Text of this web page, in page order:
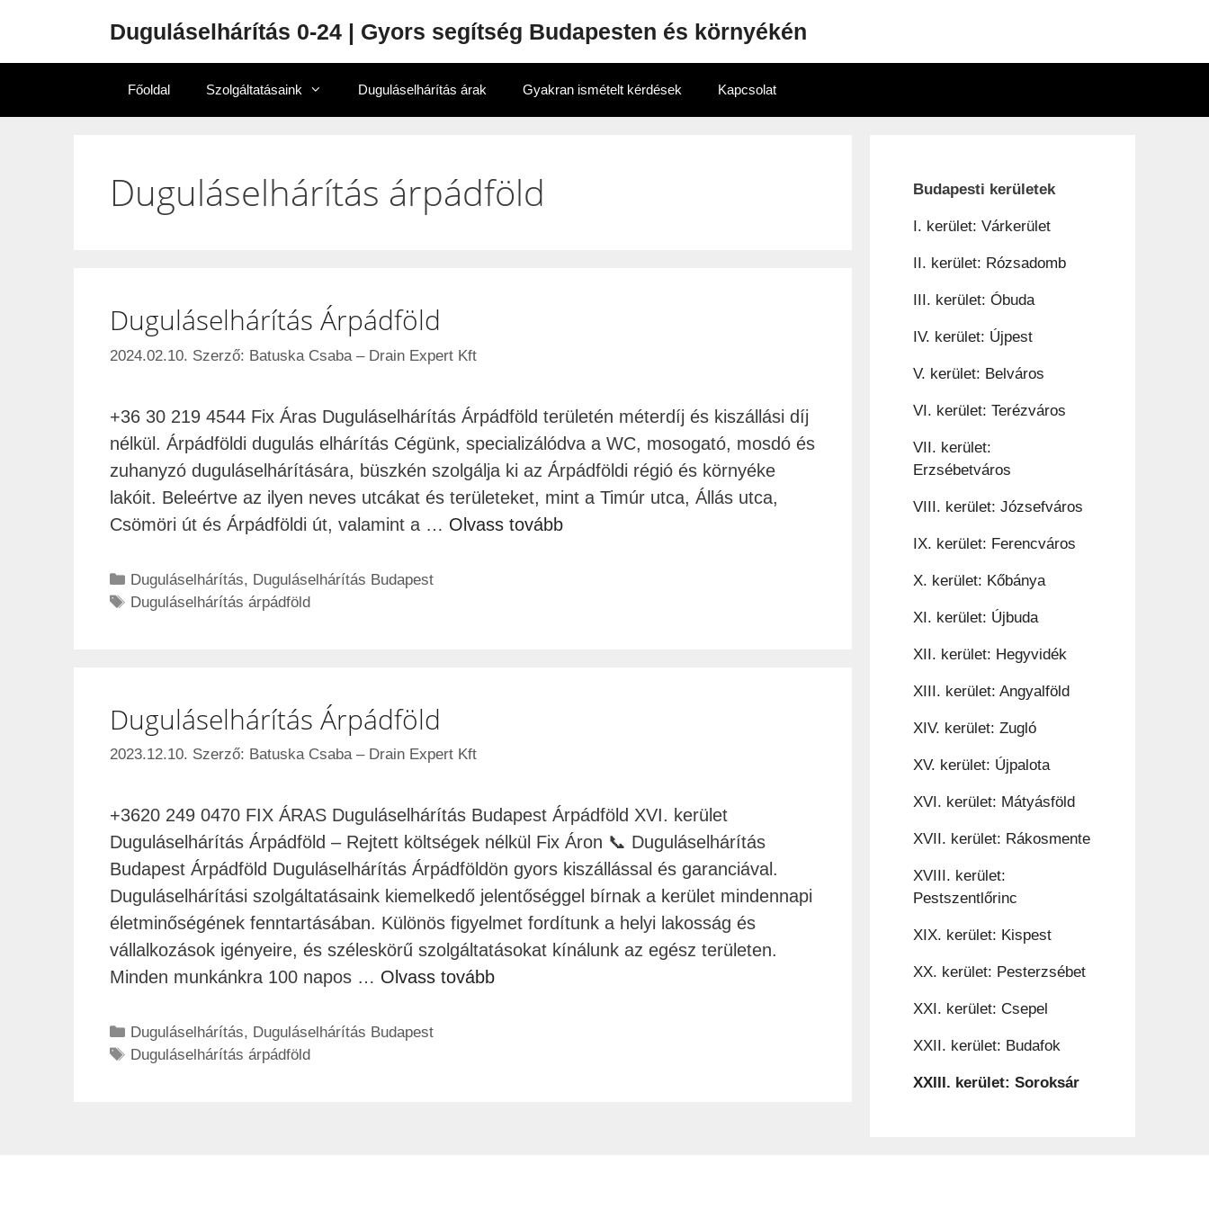
Duguláselhárítás 0-24 | Gyors segítség Budapesten és környékén
Főoldal Szolgáltatásaink Duguláselhárítás árak Gyakran ismételt kérdések Kapcsolat
Duguláselhárítás árpádföld
Duguláselhárítás Árpádföld
2024.02.10. Szerző: Batuska Csaba – Drain Expert Kft
+36 30 219 4544 Fix Áras Duguláselhárítás Árpádföld területén méterdíj és kiszállási díj
nélkül. Árpádföldi dugulás elhárítás Cégünk, specializálódva a WC, mosogató, mosdó és
zuhanyzó duguláselhárítására, büszkén szolgálja ki az Árpádföldi régió és környéke
lakóit. Beleértve az ilyen neves utcákat és területeket, mint a Timúr utca, Állás utca,
Csömöri út és Árpádföldi út, valamint a … Olvass tovább
Duguláselhárítás, Duguláselhárítás Budapest
Duguláselhárítás árpádföld
Duguláselhárítás Árpádföld
2023.12.10. Szerző: Batuska Csaba – Drain Expert Kft
+3620 249 0470 FIX ÁRAS Duguláselhárítás Budapest Árpádföld XVI. kerület
Duguláselhárítás Árpádföld – Rejtett költségek nélkül Fix Áron 📞 Duguláselhárítás
Budapest Árpádföld Duguláselhárítás Árpádföldön gyors kiszállással és garanciával.
Duguláselhárítási szolgáltatásaink kiemelkedő jelentőséggel bírnak a kerület mindennapi
életminőségének fenntartásában. Különös figyelmet fordítunk a helyi lakosság és
vállalkozások igényeire, és széleskörű szolgáltatásokat kínálunk az egész területen.
Minden munkánkra 100 napos … Olvass tovább
Duguláselhárítás, Duguláselhárítás Budapest
Duguláselhárítás árpádföld
Budapesti kerületek
I. kerület: Várkerület
II. kerület: Rózsadomb
III. kerület: Óbuda
IV. kerület: Újpest
V. kerület: Belváros
VI. kerület: Terézváros
VII. kerület:
Erzsébetváros
VIII. kerület: Józsefváros
IX. kerület: Ferencváros
X. kerület: Kőbánya
XI. kerület: Újbuda
XII. kerület: Hegyvidék
XIII. kerület: Angyalföld
XIV. kerület: Zugló
XV. kerület: Újpalota
XVI. kerület: Mátyásföld
XVII. kerület: Rákosmente
XVIII. kerület:
Pestszentlőrinc
XIX. kerület: Kispest
XX. kerület: Pesterzsébet
XXI. kerület: Csepel
XXII. kerület: Budafok
XXIII. kerület: Soroksár